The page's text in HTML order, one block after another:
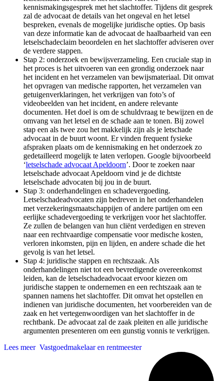
kennismakingsgesprek met het slachtoffer. Tijdens dit gesprek
zal de advocaat de details van het ongeval en het letsel
bespreken, evenals de mogelijke juridische opties. Op basis
van deze informatie kan de advocaat de haalbaarheid van een
letselschadeclaim beoordelen en het slachtoffer adviseren over
de verdere stappen.
Stap 2: onderzoek en bewijsverzameling. Een cruciale stap in
het proces is het uitvoeren van een grondig onderzoek naar
het incident en het verzamelen van bewijsmateriaal. Dit omvat
het opvragen van medische rapporten, het verzamelen van
getuigenverklaringen, het verkrijgen van foto’s of
videobeelden van het incident, en andere relevante
documenten. Het doel is om de schuldvraag te bewijzen en de
omvang van het letsel en de schade aan te tonen. Bij zowel
stap een als twee zou het makkelijk zijn als je letschade
advocaat in de buurt woont. Er vinden frequent fysieke
afspraken plaats om de kennismaking en het onderzoek zo
gedetailleerd mogelijk te laten verlopen. Google bijvoorbeeld
‘letselschade advocaat Apeldoorn’. Door te zoeken naar
letselschade advocaat Apeldoorn vind je de dichtste
letselschade advocaten bij jou in de buurt.
Stap 3: onderhandelingen en schadevergoeding.
Letselschadeadvocaten zijn bedreven in het onderhandelen
met verzekeringsmaatschappijen of andere partijen om een
eerlijke schadevergoeding te verkrijgen voor het slachtoffer.
Ze zullen de belangen van hun cliënt verdedigen en streven
naar een rechtvaardige compensatie voor medische kosten,
verloren inkomsten, pijn en lijden, en andere schade die het
gevolg is van het letsel.
Stap 4: juridische stappen en rechtszaak. Als
onderhandelingen niet tot een bevredigende overeenkomst
leiden, kan de letselschadeadvocaat ervoor kiezen om
juridische stappen te ondernemen en een rechtszaak aan te
spannen namens het slachtoffer. Dit omvat het opstellen en
indienen van juridische documenten, het voorbereiden van de
zaak en het vertegenwoordigen van het slachtoffer in de
rechtbank. De advocaat zal de zaak pleiten en alle juridische
argumenten presenteren om een gunstig vonnis te verkrijgen.
Lees meer Vastgoedmakelaar en rentmeester